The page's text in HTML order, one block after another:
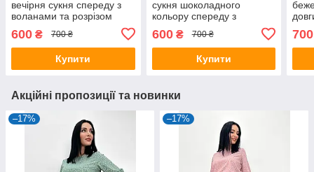
вечірня сукня спереду з
воланами та розрізом
600 ₴ 700 ₴
Купити
сукня шоколадного
кольору спереду з
600₴ 700 ₴
Купити
700
Акційні пропозиції та новинки
–17% –17%